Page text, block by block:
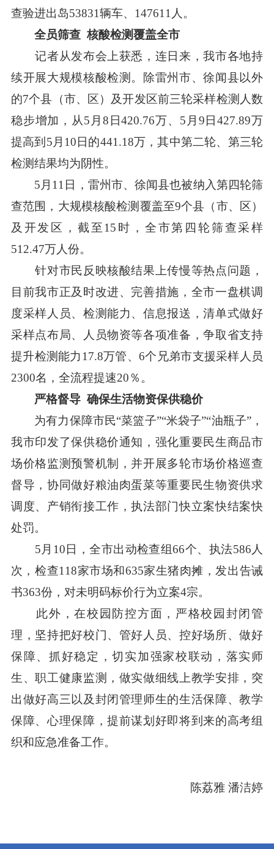
查验进出岛53831辆车、147611人。
全员筛查 核酸检测覆盖全市
记者从发布会上获悉，连日来，我市各地持
续开展大规模核酸检测。除雷州市、徐闻县以外
的7个县（市、区）及开发区前三轮采样检测人数
稳步增加，从5月8日420.76万、5月9日427.89万
提高到5月10日的441.18万，其中第二轮、第三轮
检测结果均为阴性。
5月11日，雷州市、徐闻县也被纳入第四轮筛
查范围，大规模核酸检测覆盖至9个县（市、区）
及开发区，截至15时，全市第四轮筛查采样
512.47万人份。
针对市民反映核酸结果上传慢等热点问题，
目前我市正及时改进、完善措施，全市一盘棋调
度采样人员、检测能力、信息报送，清单式做好
采样点布局、人员物资等各项准备，争取省支持
提升检测能力17.8万管、6个兄弟市支援采样人员
2300名，全流程提速20％。
严格督导 确保生活物资保供稳价
为有力保障市民“菜篮子”“米袋子”“油瓶子”，
我市印发了保供稳价通知，强化重要民生商品市
场价格监测预警机制，并开展多轮市场价格巡查
督导，协同做好粮油肉蛋菜等重要民生物资供求
调度、产销衔接工作，执法部门快立案快结案快
处罚。
5月10日，全市出动检查组66个、执法586人
次，检查118家市场和635家生猪肉摊，发出告诫
书363份，对未明码标价行为立案4宗。
此外，在校园防控方面，严格校园封闭管
理，坚持把好校门、管好人员、控好场所、做好
保障、抓好稳定，切实加强家校联动，落实师
生、职工健康监测，做实做细线上教学安排，突
出做好高三以及封闭管理师生的生活保障、教学
保障、心理保障，提前谋划好即将到来的高考组
织和应急准备工作。
陈荔雅 潘洁婷